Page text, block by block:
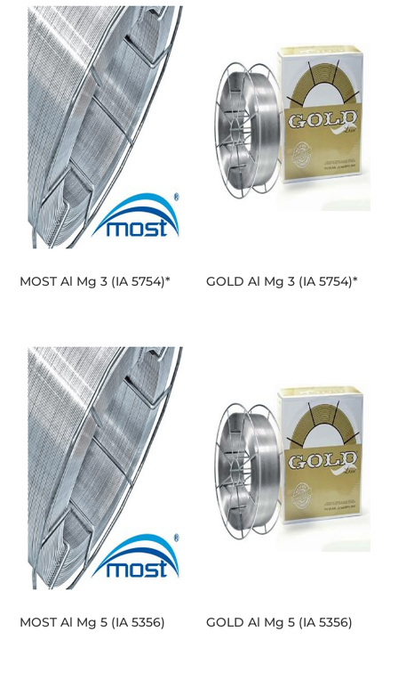
MOST Al Mg 3 (IA 5754)* GOLD Al Mg 3 (IA 5754)*
MOST Al Mg 5 (IA 5356) GOLD Al Mg 5 (IA 5356)